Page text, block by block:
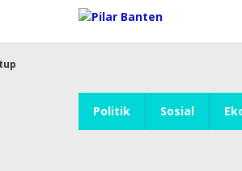
konten
Politik Sosial